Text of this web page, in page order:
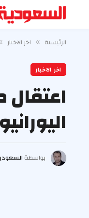
الرئيسية » اخر الاخبار
اخر الاخبار
اليورانيوم
بواسطة